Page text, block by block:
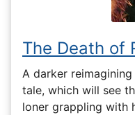
The Death of
A darker
tale, which will see
loner grappling with